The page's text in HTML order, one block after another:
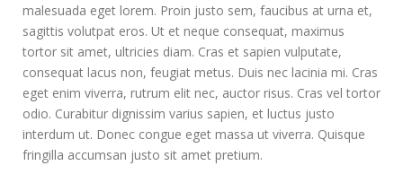
malesuada eget lorem. Proin justo sem, faucibus at urna et,
sagittis volutpat eros. Ut et neque consequat, maximus
tortor sit amet, ultricies diam. Cras et sapien vulputate,
consequat lacus non, feugiat metus. Duis nec lacinia mi. Cras
eget enim viverra, rutrum elit nec, auctor risus. Cras vel tortor
odio. Curabitur dignissim varius sapien, et luctus justo
interdum ut. Donec congue eget massa ut viverra. Quisque
fringilla accumsan justo sit amet pretium.